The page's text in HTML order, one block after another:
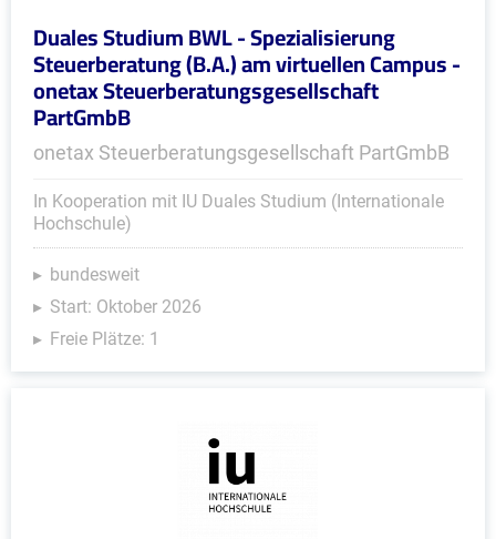
Duales Studium BWL - Spezialisierung
Steuerberatung (B.A.) am virtuellen Campus -
onetax Steuerberatungsgesellschaft
PartGmbB
onetax Steuerberatungsgesellschaft PartGmbB
In Kooperation mit IU Duales Studium (Internationale
Hochschule)
bundesweit
Start: Oktober 2026
Freie Plätze: 1